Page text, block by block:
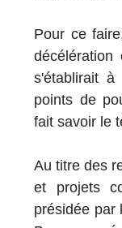
Pour ce
s'établirait
points de
fait savoir le
Au titre des
et projets
présidée par